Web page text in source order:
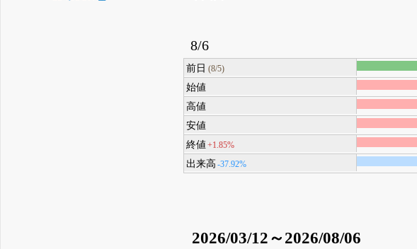
8/6
前日 (8/5)
始値
高値
安値
終値 +1.85%
出来高 -37.92%
2026/03/12～2026/08/06